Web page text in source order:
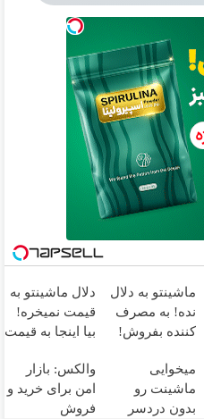
ماشینتو به دلال
نده! به مصرف
کننده بفروش!
یک تماس
دلال ماشینتو به
قیمت نمیخره!
بیا اینجا به قیمت
خریدار واقعی*
میخوایی
ماشینت رو
بدون دردسر
والکس: بازار
امن برای خرید و
فروش